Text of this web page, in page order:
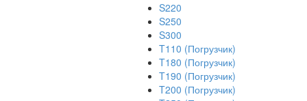
S220
S250
S300
T110 (Погрузчик)
T180 (Погрузчик)
T190 (Погрузчик)
T200 (Погрузчик)